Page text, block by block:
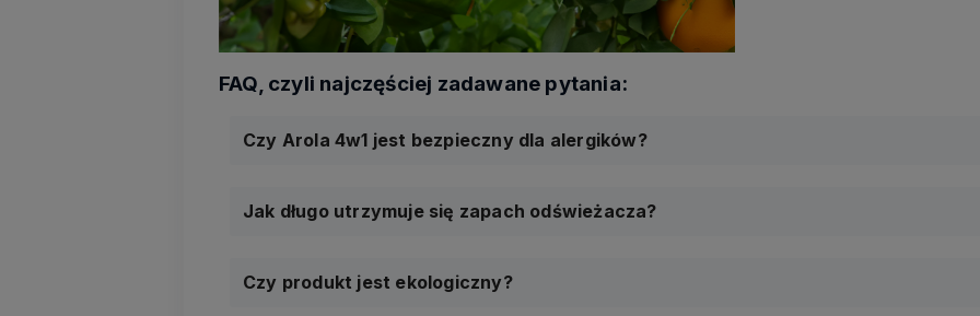
Czy Arola 4w1 jest bezpieczny dla alergików?
Jak długo utrzymuje się zapach odświeżacza?
Czy produkt jest ekologiczny?